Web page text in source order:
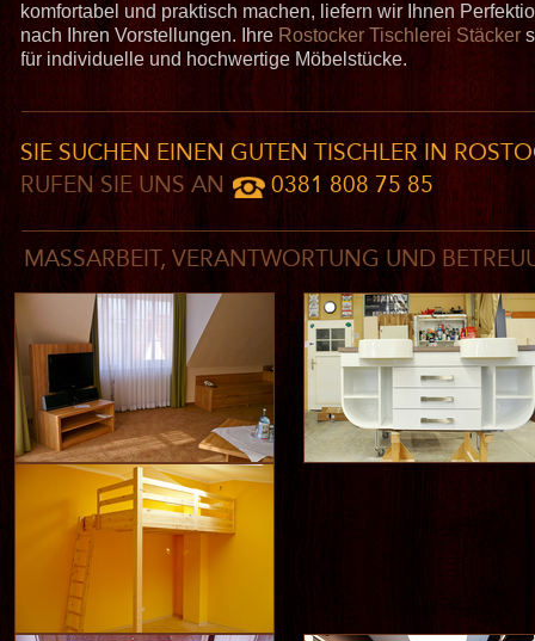
komfortabel und praktisch machen, liefern wir Ihnen
nach Ihren Vorstellungen. Ihre Rostocker Tischlerei Stäcker
für individuelle und hochwertige Möbelstücke.
SIE SUCHEN EINEN GUTEN TISCHLER IN
RUFEN SIE UNS AN
0381 808 75 85
MASSARBEIT, VERANTWORTUNG UND
EINBAUMÖBEL